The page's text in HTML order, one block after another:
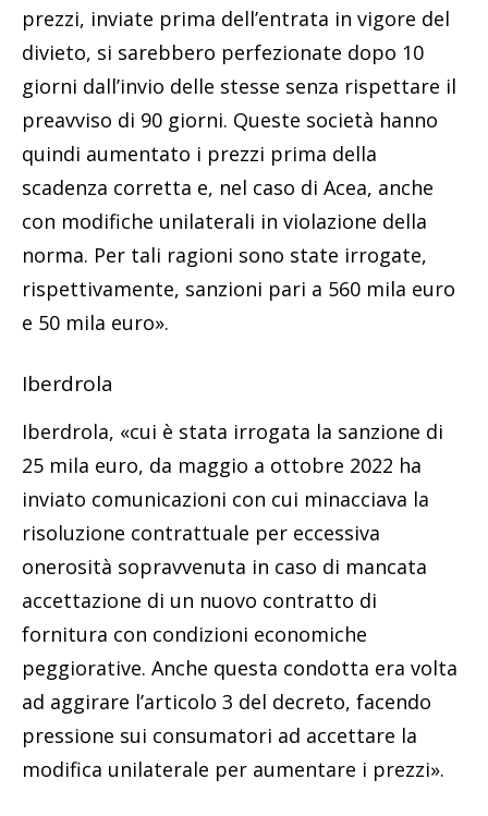
prezzi, inviate prima dell’entrata in vigore del
divieto, si sarebbero perfezionate dopo 10
giorni dall’invio delle stesse senza rispettare il
preavviso di 90 giorni. Queste società hanno
quindi aumentato i prezzi prima della
scadenza corretta e, nel caso di Acea, anche
con modifiche unilaterali in violazione della
norma. Per tali ragioni sono state irrogate,
rispettivamente, sanzioni pari a 560 mila euro
e 50 mila euro».
Iberdrola
Iberdrola, «cui è stata irrogata la sanzione di
25 mila euro, da maggio a ottobre 2022 ha
inviato comunicazioni con cui minacciava la
risoluzione contrattuale per eccessiva
onerosità sopravvenuta in caso di mancata
accettazione di un nuovo contratto di
fornitura con condizioni economiche
peggiorative. Anche questa condotta era volta
ad aggirare l’articolo 3 del decreto, facendo
pressione sui consumatori ad accettare la
modifica unilaterale per aumentare i prezzi».